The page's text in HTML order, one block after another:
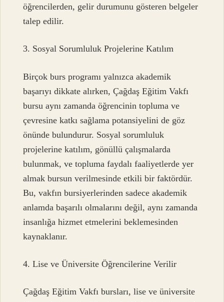
öğrencilerden, gelir durumunu gösteren belgeler
talep edilir.
3. Sosyal Sorumluluk Projelerine Katılım
Birçok burs programı yalnızca akademik
başarıyı dikkate alırken, Çağdaş Eğitim Vakfı
bursu aynı zamanda öğrencinin topluma ve
çevresine katkı sağlama potansiyelini de göz
önünde bulundurur. Sosyal sorumluluk
projelerine katılım, gönüllü çalışmalarda
bulunmak, ve topluma faydalı faaliyetlerde yer
almak bursun verilmesinde etkili bir faktördür.
Bu, vakfın bursiyerlerinden sadece akademik
anlamda başarılı olmalarını değil, aynı zamanda
insanlığa hizmet etmelerini beklemesinden
kaynaklanır.
4. Lise ve Üniversite Öğrencilerine Verilir
Çağdaş Eğitim Vakfı bursları, lise ve üniversite